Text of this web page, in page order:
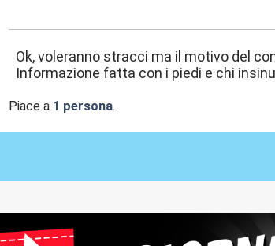
Ok, voleranno stracci ma il motivo del
Informazione fatta con i piedi e chi
Piace a 1 persona.